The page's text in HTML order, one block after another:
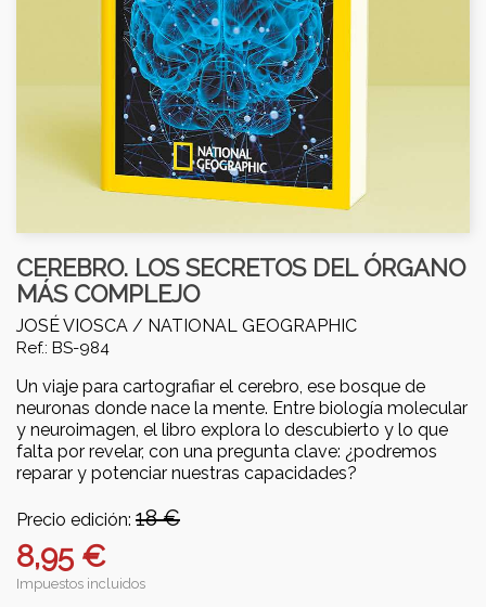
CEREBRO. LOS SECRETOS DEL ÓRGANO
MÁS COMPLEJO
JOSÉ VIOSCA / NATIONAL GEOGRAPHIC
Ref.: BS-984
Un viaje para cartografiar el cerebro, ese bosque de
neuronas donde nace la mente. Entre biología molecular
y neuroimagen, el libro explora lo descubierto y lo que
falta por revelar, con una pregunta clave: ¿podremos
reparar y potenciar nuestras capacidades?
Precio edición: 18 €
8,95 €
Impuestos incluidos